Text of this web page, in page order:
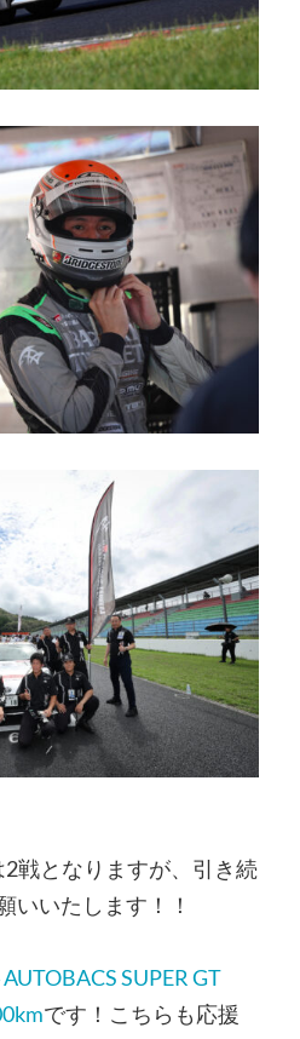
戦となりますが、引き続
いいたします！！
SUPER GT
です！こちらも応援